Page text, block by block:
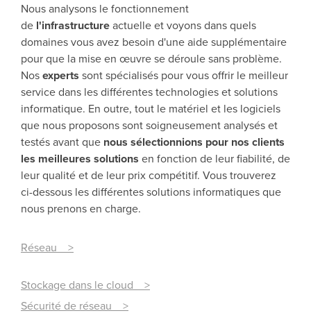
Nous analysons le fonctionnement
de l'infrastructureactuelle et voyons dans quels
domaines vous avez besoin d'une aide supplémentaire
pour que la mise en œuvre se déroule sans problème.
Nosexperts sont spécialisés pour vous offrir le meilleur
service dans les différentes technologies et solutions
informatique. En outre, tout le matériel et les logiciels
que nous proposons sont soigneusement analysés et
testés avant que nous sélectionnions pour nos clients
les meilleures solutions en fonction de leur fiabilité, de
leur qualité et de leur prix compétitif. Vous trouverez
ci-dessous les différentes solutions informatiques que
nous prenons en charge.
Réseau >
Stockage dans le cloud >
Sécurité de réseau >